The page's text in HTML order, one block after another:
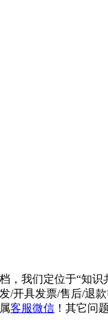
，我们定位于“知
/开具发票/售后/退
客服微信 ！其它问